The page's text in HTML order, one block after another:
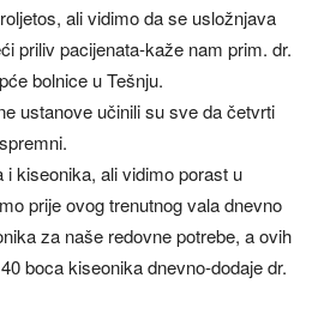
ali vidimo da se usložnjava
priliv pacijenata-kaže nam prim. dr.
bolnice u Tešnju.
ustanove učinili su sve da četvrti
kiseonika, ali vidimo porast u
prije ovog trenutnog vala dnevno
za naše redovne potrebe, a ovih
boca kiseonika dnevno-dodaje dr.